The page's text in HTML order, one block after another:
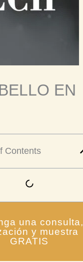
EN
Contents
una consulta,
y muestra
GRATIS